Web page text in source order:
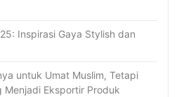
Inspirasi Gaya Stylish dan
untuk Umat Muslim, Tetapi
Menjadi Eksportir Produk